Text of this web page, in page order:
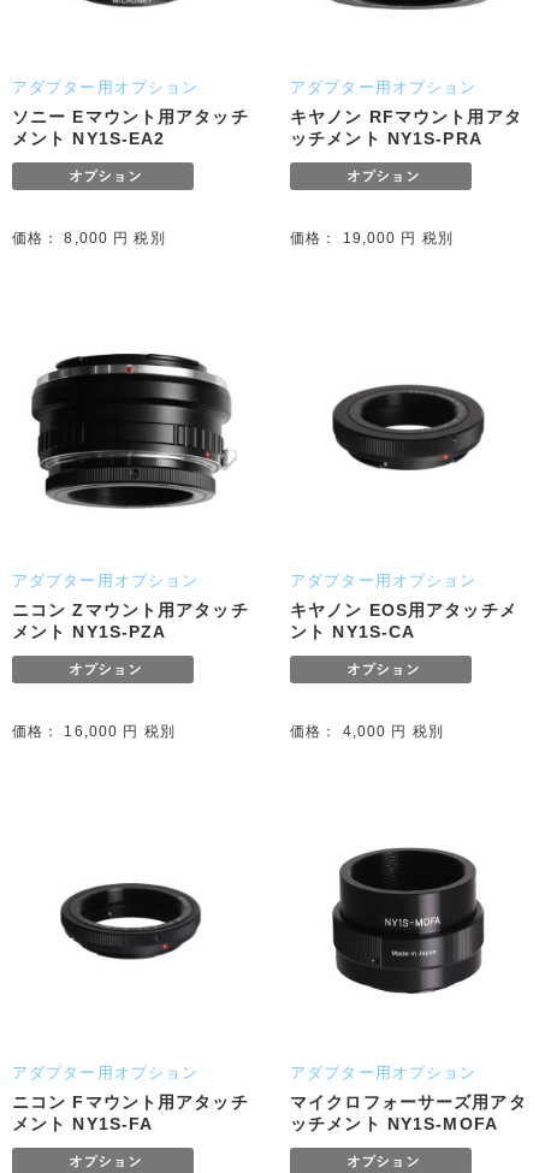
アダプター用オプション
ソニー Eマウント用アタッチ
メント NY1S-EA2
価格： 8,000 円 税別
アダプター用オプション
キヤノン RFマウント用アタ
ッチメント NY1S-PRA
価格： 19,000 円 税別
アダプター用オプション
ニコン Zマウント用アタッチ
メント NY1S-PZA
価格： 16,000 円 税別
アダプター用オプション
キヤノン EOS用アタッチメ
ント NY1S-CA
価格： 4,000 円 税別
アダプター用オプション
ニコン Fマウント用アタッチ
メント NY1S-FA
アダプター用オプション
マイクロフォーサーズ用アタ
ッチメント NY1S-MOFA